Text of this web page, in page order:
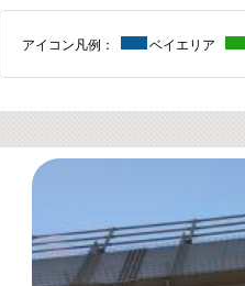
アイコン凡例： ベイエリア